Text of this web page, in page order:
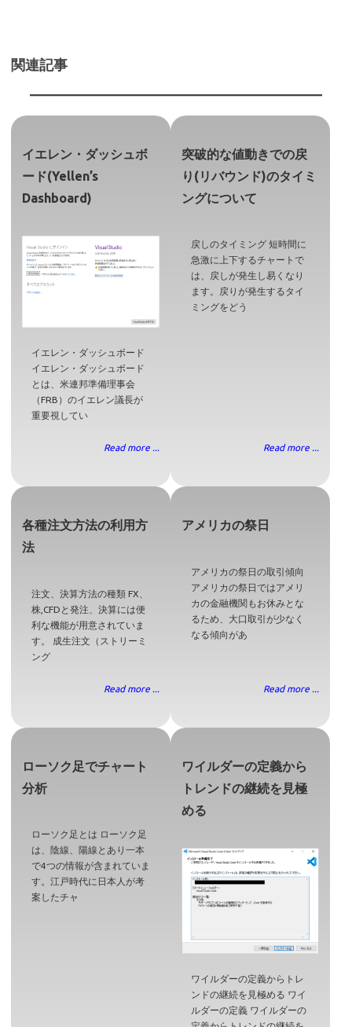
関連記事
イエレン・ダッシュボ
ード(Yellen’s
Dashboard)
イエレン・ダッシュボード
イエレン・ダッシュボード
とは、米連邦準備理事会
（FRB）のイエレン議長が
重要視してい
Read more ...
突破的な値動きでの戻
り(リバウンド)のタイミ
ングについて
戻しのタイミング 短時間に
急激に上下するチャートで
は、戻しが発生し易くなり
ます。戻りが発生するタイ
ミングをどう
Read more ...
各種注文方法の利用方
法
注文、決算方法の種類 FX、
株,CFDと発注、決算には便
利な機能が用意されていま
す。 成生注文（ストリーミ
ング
Read more ...
アメリカの祭日
アメリカの祭日の取引傾向
アメリカの祭日ではアメリ
カの金融機関もお休みとな
るため、大口取引が少なく
なる傾向があ
Read more ...
ローソク足でチャート
分析
ローソク足とは ローソク足
は、陰線、陽線とあり一本
で4つの情報が含まれていま
す。江戸時代に日本人が考
案したチャ
ワイルダーの定義から
トレンドの継続を見極
める
ワイルダーの定義からトレ
ンドの継続を見極める ワイ
ルダーの定義 ワイルダーの